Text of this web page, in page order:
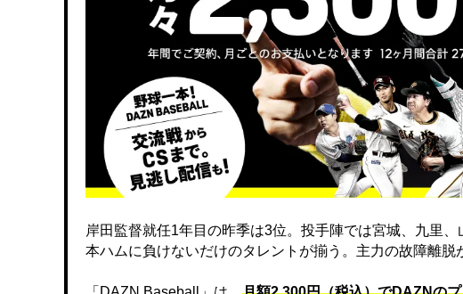
岸田監督就任1年目の昨季は3位。投手陣では宮城、九里
本ハムに負けないだけのタレントが揃う。主力の故障離